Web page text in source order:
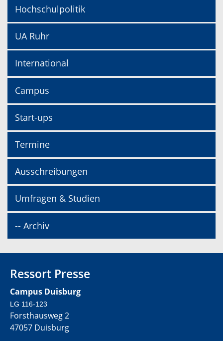
Hochschulpolitik
UA Ruhr
International
Campus
Start-ups
Termine
Ausschreibungen
Umfragen & Studien
-- Archiv
Ressort Presse
Campus Duisburg
LG 116-123
Forsthausweg 2
47057 Duisburg